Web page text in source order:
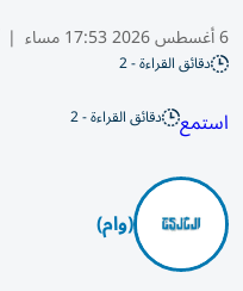
6 أغسطس 2026 17:53 مساء |
دقائق القراءة - 2
استمع دقائق القراءة - 2
(وام)